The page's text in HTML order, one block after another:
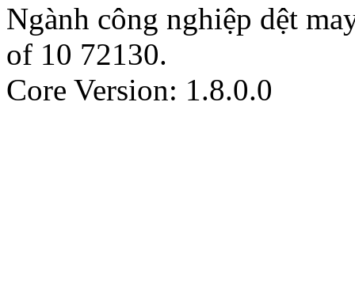
Ngành công nghiệp dệt
of 10 72130.
Core Version: 1.8.0.0